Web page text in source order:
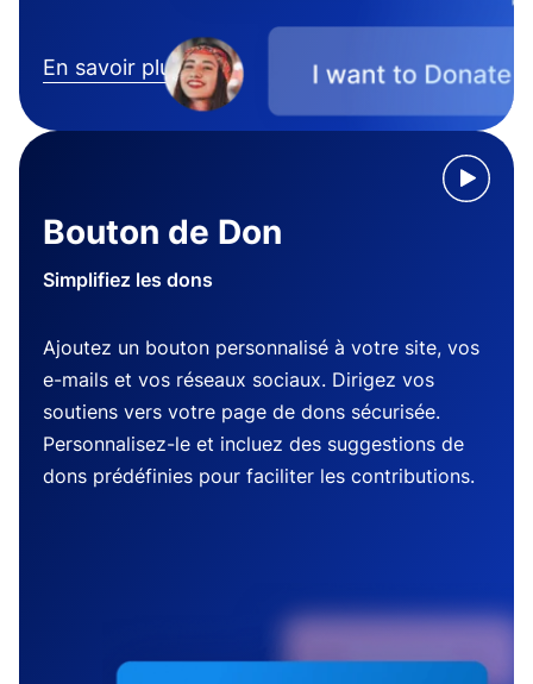
En savoir plus
Bouton de Don
Simplifiez les dons
Ajoutez un bouton personnalisé à votre site, vos
e-mails et vos réseaux sociaux. Dirigez vos
soutiens vers votre page de dons sécurisée.
Personnalisez-le et incluez des suggestions de
dons prédéfinies pour faciliter les contributions.